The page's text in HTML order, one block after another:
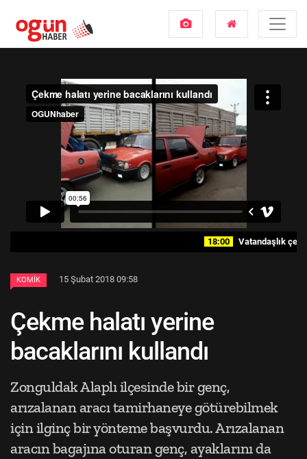
18:00 Vatandaşlık
KOMIK 15 Şubat 2018 09:58
Çekme halatı yerine
bacaklarını kullandı
Zonguldak Alaplı ilçesinde bir genç,
arızalanan aracı tamirhaneye götürebilmek
için ilginç bir yönteme başvurdu. Arızalanan
aracın bagajına oturan genç, ayaklarını da